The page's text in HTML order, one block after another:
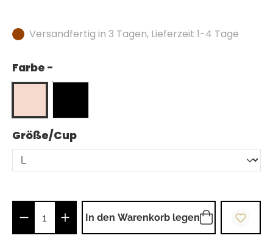
Versandfertig in 3 Tagen, Lieferzeit 1-4 Tage
Farbe -
Größe/Cupauswählen
Produkt Anzahl: Gib den gewünschten
In den Warenkorb legen